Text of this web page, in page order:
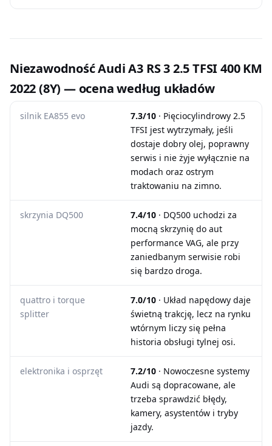
Niezawodność Audi A3 RS 3 2.5 TFSI 400 KM
2022 (8Y) — ocena według układów
silnik EA855 evo 7.3/10 · Pięciocylindrowy 2.5
TFSI jest wytrzymały, jeśli
dostaje dobry olej, poprawny
serwis i nie żyje wyłącznie na
modach oraz ostrym
traktowaniu na zimno.
skrzynia DQ500 7.4/10 · DQ500 uchodzi za
mocną skrzynię do aut
performance VAG, ale przy
zaniedbanym serwisie robi
się bardzo droga.
quattro i torque
splitter
7.0/10 · Układ napędowy daje
świetną trakcję, lecz na rynku
wtórnym liczy się pełna
historia obsługi tylnej osi.
elektronika i osprzęt 7.2/10 · Nowoczesne systemy
Audi są dopracowane, ale
trzeba sprawdzić błędy,
kamery, asystentów i tryby
jazdy.